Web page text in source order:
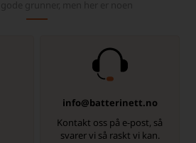
info@batterinett.no
Kontakt oss på e-post, så
svarer vi så raskt vi kan.